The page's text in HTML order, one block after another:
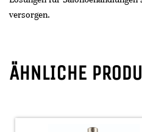
versorgen.
ÄHNLICHE